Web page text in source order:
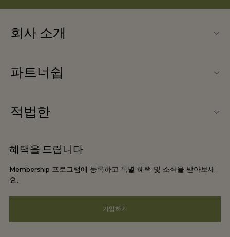
회사 소개
La Roca Village (라 로카 빌리지) 소개
앱 다운로드
Gift Card
FAQ
파트너쉽
파트너가되다
적법한
프리빌리지 약관
프라이버시 공지
혜택을 드립니다
Membership 프로그램에 등록하고 특별 혜택 및 소식을 받아보세
요.
가입하기